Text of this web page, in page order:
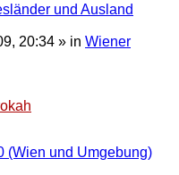
und Ausland
20:34 » in Wiener
(Wien und Umgebung)